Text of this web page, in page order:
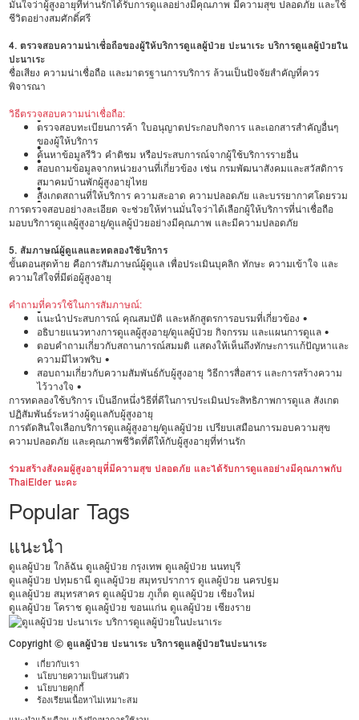
มั่นใจว่าผู้สูงอายุที่ท่านรักได้รับการดูแลอย่างมีคุณภาพ มีความสุข ปลอดภัย และใช้
ชีวิตอย่างสมศักดิ์ศรี
4. ตรวจสอบความน่าเชื่อถือของผู้ให้บริการดูแลผู้ป่วย ปะนาเระ บริการดูแลผู้ป่วยใน
ปะนาเระ
ชื่อเสียง ความน่าเชื่อถือ และมาตรฐานการบริการ ล้วนเป็นปัจจัยสำคัญที่ควร
พิจารณา
วิธีตรวจสอบความน่าเชื่อถือ:
•
ตรวจสอบทะเบียนการค้า ใบอนุญาตประกอบกิจการ และเอกสารสำคัญอื่นๆ
ของผู้ให้บริการ
•
ค้นหาข้อมูลรีวิว คำติชม หรือประสบการณ์จากผู้ใช้บริการรายอื่น
•
สอบถามข้อมูลจากหน่วยงานที่เกี่ยวข้อง เช่น กรมพัฒนาสังคมและสวัสดิการ
สมาคมบ้านพักผู้สูงอายุไทย
•
สังเกตสถานที่ให้บริการ ความสะอาด ความปลอดภัย และบรรยากาศโดยรวม
•
การตรวจสอบอย่างละเอียด จะช่วยให้ท่านมั่นใจว่าได้เลือกผู้ให้บริการที่น่าเชื่อถือ
มอบบริการดูแลผู้สูงอายุ/ดูแลผู้ป่วยอย่างมีคุณภาพ และมีความปลอดภัย
5. สัมภาษณ์ผู้ดูแลและทดลองใช้บริการ
ขั้นตอนสุดท้าย คือการสัมภาษณ์ผู้ดูแล เพื่อประเมินบุคลิก ทักษะ ความเข้าใจ และ
ความใส่ใจที่มีต่อผู้สูงอายุ
คำถามที่ควรใช้ในการสัมภาษณ์:
•
แนะนำประสบการณ์ คุณสมบัติ และหลักสูตรการอบรมที่เกี่ยวข้อง •
อธิบายแนวทางการดูแลผู้สูงอายุ/ดูแลผู้ป่วย กิจกรรม และแผนการดูแล •
ตอบคำถามเกี่ยวกับสถานการณ์สมมติ แสดงให้เห็นถึงทักษะการแก้ปัญหาและ
ความมีไหวพริบ •
สอบถามเกี่ยวกับความสัมพันธ์กับผู้สูงอายุ วิธีการสื่อสาร และการสร้างความ
ไว้วางใจ •
การทดลองใช้บริการ เป็นอีกหนึ่งวิธีที่ดีในการประเมินประสิทธิภาพการดูแล สังเกต
ปฏิสัมพันธ์ระหว่างผู้ดูแลกับผู้สูงอายุ
การตัดสินใจเลือกบริการดูแลผู้สูงอายุ/ดูแลผู้ป่วย เปรียบเสมือนการมอบความสุข
ความปลอดภัย และคุณภาพชีวิตที่ดีให้กับผู้สูงอายุที่ท่านรัก
ร่วมสร้างสังคมผู้สูงอายุที่มีความสุข ปลอดภัย และได้รับการดูแลอย่างมีคุณภาพกับ
ThaiElder นะคะ
Popular Tags
แนะนำ
ดูแลผู้ป่วย ใกล้ฉัน ดูแลผู้ป่วย กรุงเทพ ดูแลผู้ป่วย นนทบุรี
ดูแลผู้ป่วย ปทุมธานี ดูแลผู้ป่วย สมุทรปราการ ดูแลผู้ป่วย นครปฐม
ดูแลผู้ป่วย สมุทรสาคร ดูแลผู้ป่วย ภูเก็ต ดูแลผู้ป่วย เชียงใหม่
ดูแลผู้ป่วย โคราช ดูแลผู้ป่วย ขอนแก่น ดูแลผู้ป่วย เชียงราย
Copyright © ดูแลผู้ป่วย ปะนาเระ บริการดูแลผู้ป่วยในปะนาเระ
เกี่ยวกับเรา
นโยบายความเป็นส่วนตัว
นโยบายคุกกี้
ร้องเรียนเนื้อหาไม่เหมาะสม